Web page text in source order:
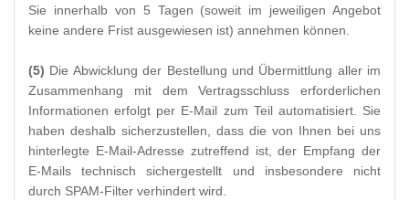
Sie innerhalb von 5 Tagen (soweit im jeweiligen Angebot
keine andere Frist ausgewiesen ist) annehmen können.
(5) Die Abwicklung der Bestellung und Übermittlung aller im
Zusammenhang mit dem Vertragsschluss erforderlichen
Informationen erfolgt per E-Mail zum Teil automatisiert. Sie
haben deshalb sicherzustellen, dass die von Ihnen bei uns
hinterlegte E-Mail-Adresse zutreffend ist, der Empfang der
E-Mails technisch sichergestellt und insbesondere nicht
durch SPAM-Filter verhindert wird.